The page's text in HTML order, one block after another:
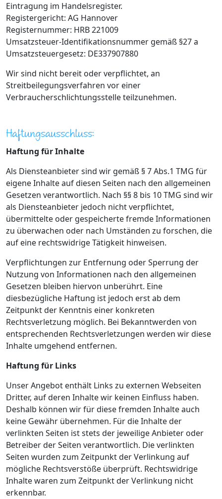
Eintragung im Handelsregister.
Registergericht: AG Hannover
Registernummer: HRB 221009
Umsatzsteuer-Identifikationsnummer gemäß §27 a
Umsatzsteuergesetz: DE337907880
Wir sind nicht bereit oder verpflichtet, an
Streitbeilegungsverfahren vor einer
Verbraucherschlichtungsstelle teilzunehmen.
Haftungsausschluss:
Haftung für Inhalte
Als Diensteanbieter sind wir gemäß § 7 Abs.1 TMG für
eigene Inhalte auf diesen Seiten nach den allgemeinen
Gesetzen verantwortlich. Nach §§ 8 bis 10 TMG sind wir
als Diensteanbieter jedoch nicht verpflichtet,
übermittelte oder gespeicherte fremde Informationen
zu überwachen oder nach Umständen zu forschen, die
auf eine rechtswidrige Tätigkeit hinweisen.
Verpflichtungen zur Entfernung oder Sperrung der
Nutzung von Informationen nach den allgemeinen
Gesetzen bleiben hiervon unberührt. Eine
diesbezügliche Haftung ist jedoch erst ab dem
Zeitpunkt der Kenntnis einer konkreten
Rechtsverletzung möglich. Bei Bekanntwerden von
entsprechenden Rechtsverletzungen werden wir diese
Inhalte umgehend entfernen.
Haftung für Links
Unser Angebot enthält Links zu externen Webseiten
Dritter, auf deren Inhalte wir keinen Einfluss haben.
Deshalb können wir für diese fremden Inhalte auch
keine Gewähr übernehmen. Für die Inhalte der
verlinkten Seiten ist stets der jeweilige Anbieter oder
Betreiber der Seiten verantwortlich. Die verlinkten
Seiten wurden zum Zeitpunkt der Verlinkung auf
mögliche Rechtsverstöße überprüft. Rechtswidrige
Inhalte waren zum Zeitpunkt der Verlinkung nicht
erkennbar.